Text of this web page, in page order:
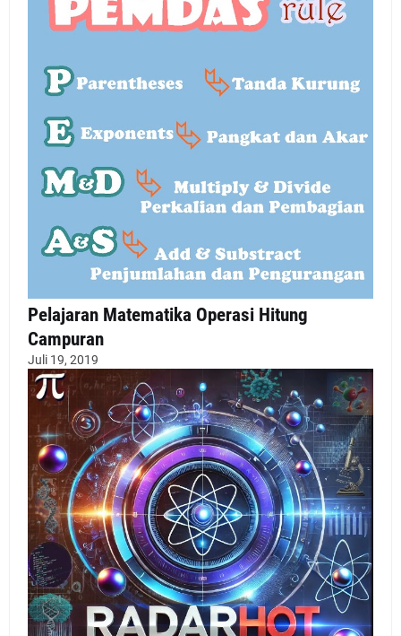
Pelajaran Matematika Operasi Hitung
Campuran
Juli 19, 2019